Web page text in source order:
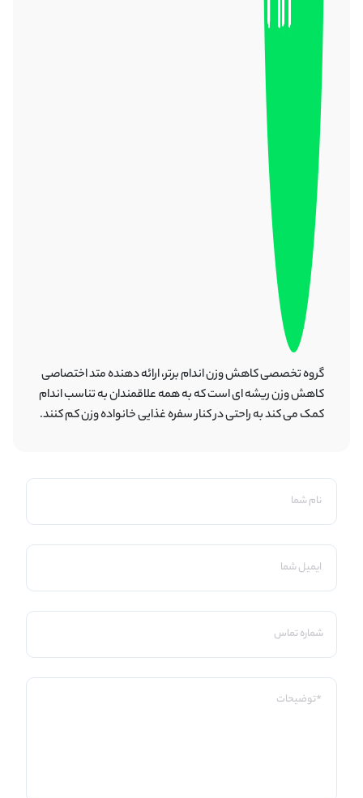
گروه تخصصی کاهش وزن اندام برتر، ارائه دهنده متد اختصاصی
کاهش وزن ریشه ای است که به همه علاقمندان به تناسب اندام
کمک می کند به راحتی در کنار سفره غذایی خانواده وزن کم کنند.